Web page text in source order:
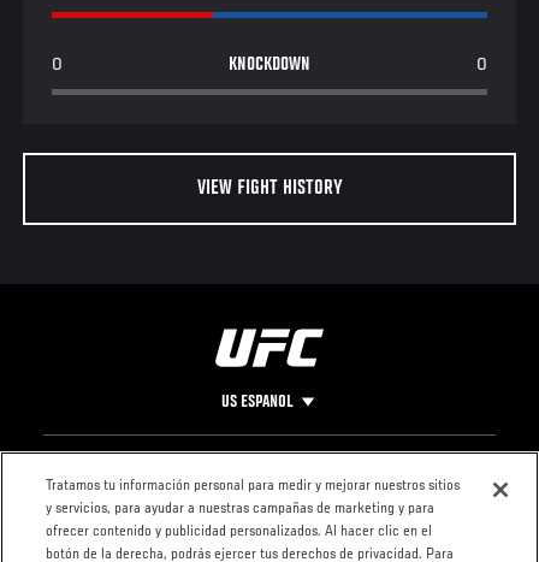
0 KNOCKDOWN 0
VIEW FIGHT HISTORY
US ESPANOL
Pie
de
Página
CONTACTO
LEGAL
Condiciones
Política de
Tratamos tu información personal para medir y mejorar nuestros sitios
y servicios, para ayudar a nuestras campañas de marketing y para
ofrecer contenido y publicidad personalizados. Al hacer clic en el
botón de la derecha, podrás ejercer tus derechos de privacidad. Para